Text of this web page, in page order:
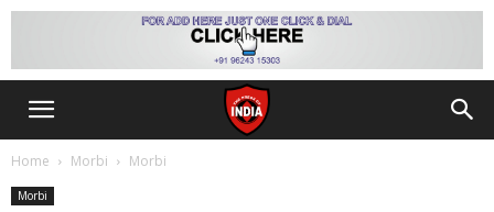
Home Morbi Morbi
Morbi